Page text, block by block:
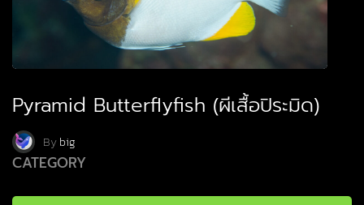
Pyramid Butterflyfish (ผีเสื้อปิระมิด)
Bybig
CATEGORY